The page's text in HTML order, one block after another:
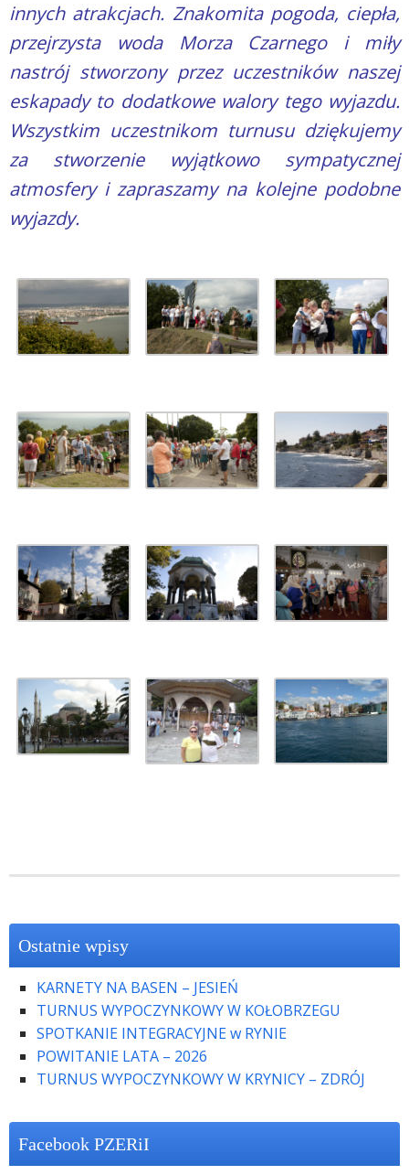
innych atrakcjach. Znakomita pogoda, ciepła,
przejrzysta woda Morza Czarnego i miły
nastrój stworzony przez uczestników naszej
eskapady to dodatkowe walory tego wyjazdu.
Wszystkim uczestnikom turnusu dziękujemy
za stworzenie wyjątkowo sympatycznej
atmosfery i zapraszamy na kolejne podobne
wyjazdy.
Ostatnie wpisy
KARNETY NA BASEN – JESIEŃ
TURNUS WYPOCZYNKOWY W KOŁOBRZEGU
SPOTKANIE INTEGRACYJNE w RYNIE
POWITANIE LATA – 2026
TURNUS WYPOCZYNKOWY W KRYNICY – ZDRÓJ
Facebook PZERiI